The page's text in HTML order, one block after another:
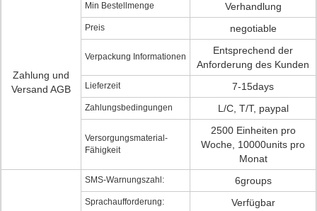
Zahlung und
Versand AGB
Min Bestellmenge Verhandlung
Preis negotiable
Verpackung Informationen
Entsprechend der
Anforderung des Kunden
Lieferzeit 7-15days
Zahlungsbedingungen L/C, T/T, paypal
Versorgungsmaterial-
Fähigkeit
2500 Einheiten pro
Woche, 10000units pro
Monat
SMS-Warnungszahl: 6groups
Sprachaufforderung: Verfügbar